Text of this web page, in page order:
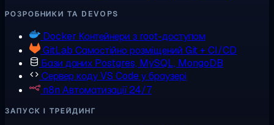
РОЗРОБНИКИ ТА DEVOPS
Docker Контейнери з root-доступом
GitLab Самостійно розміщений Git + CI/CD
Бази даних Postgres, MySQL, MongoDB
Сервер кодуVS Code у браузері
n8n Автоматизації 24/7
ЗАПУСК І ТРЕЙДИНГ